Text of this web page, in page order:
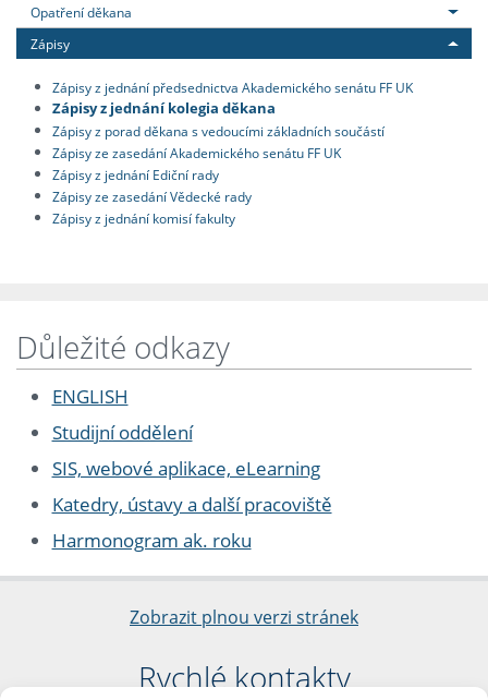
Opatření děkana
Zápisy
Zápisy z jednání předsednictva Akademického senátu FF UK
Zápisy z jednání kolegia děkana
Zápisy z porad děkana s vedoucími základních součástí
Zápisy ze zasedání Akademického senátu FF UK
Zápisy z jednání Ediční rady
Zápisy ze zasedání Vědecké rady
Zápisy z jednání komisí fakulty
Důležité odkazy
ENGLISH
Studijní oddělení
SIS, webové aplikace, eLearning
Katedry, ústavy a další pracoviště
Harmonogram ak. roku
Zobrazit plnou verzi stránek
Rychlé kontakty